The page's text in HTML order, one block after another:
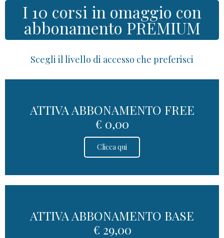
I 10 corsi in omaggio con
abbonamento PREMIUM
Scegli il livello di accesso che preferisci
ATTIVA ABBONAMENTO FREE
€ 0,00
Clicca qui
ATTIVA ABBONAMENTO BASE
€ 29,00